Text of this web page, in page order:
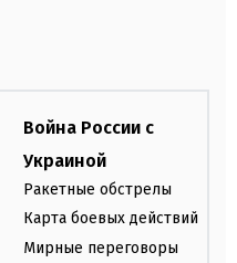
Война России с
Украиной
Ракетные обстрелы
Карта боевых действий
Мирные переговоры